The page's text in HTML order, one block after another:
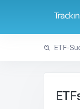
ETF-